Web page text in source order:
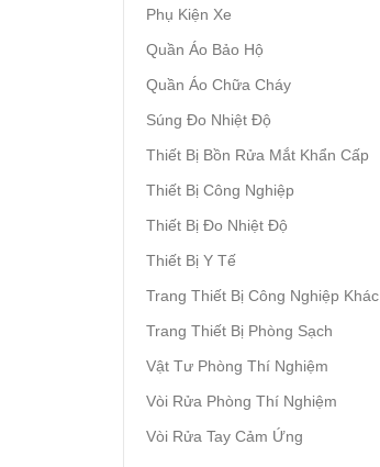
Phụ Kiện Xe
Quần Áo Bảo Hộ
Quần Áo Chữa Cháy
Súng Đo Nhiệt Độ
Thiết Bị Bồn Rửa Mắt Khẩn Cấp
Thiết Bị Công Nghiệp
Thiết Bị Đo Nhiệt Độ
Thiết Bị Y Tế
Trang Thiết Bị Công Nghiệp Khác
Trang Thiết Bị Phòng Sạch
Vật Tư Phòng Thí Nghiệm
Vòi Rửa Phòng Thí Nghiệm
Vòi Rửa Tay Cảm Ứng